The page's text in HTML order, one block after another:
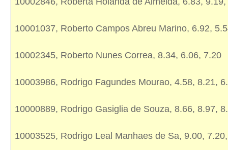
10001037, Roberto Campos Abreu Marino, 6.92,
10002345, Roberto Nunes Correa, 8.34, 6.06, 7.20
10003986, Rodrigo Fagundes Mourao, 4.58, 8.21,
10000889, Rodrigo Gasiglia de Souza, 8.66, 8.97,
10003525, Rodrigo Leal Manhaes de Sa, 9.00,